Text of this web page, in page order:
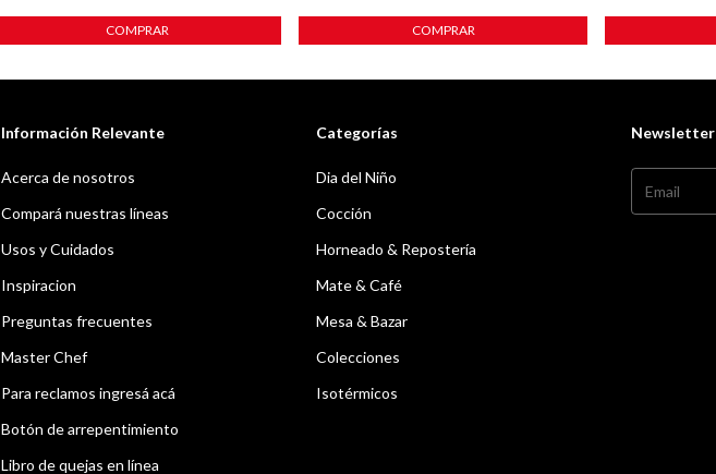
COMPRAR COMPRAR
Información Relevante
Acerca de nosotros
Compará nuestras líneas
Usos y Cuidados
Inspiracion
Preguntas frecuentes
Master Chef
Para reclamos ingresá acá
Botón de arrepentimiento
Libro de quejas en línea
Categorías
Dia del Niño
Cocción
Horneado & Repostería
Mate & Café
Mesa & Bazar
Colecciones
Isotérmicos
Newsletter